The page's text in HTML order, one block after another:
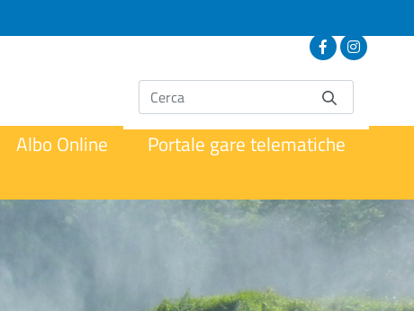
Albo Online
Portale gare telematiche